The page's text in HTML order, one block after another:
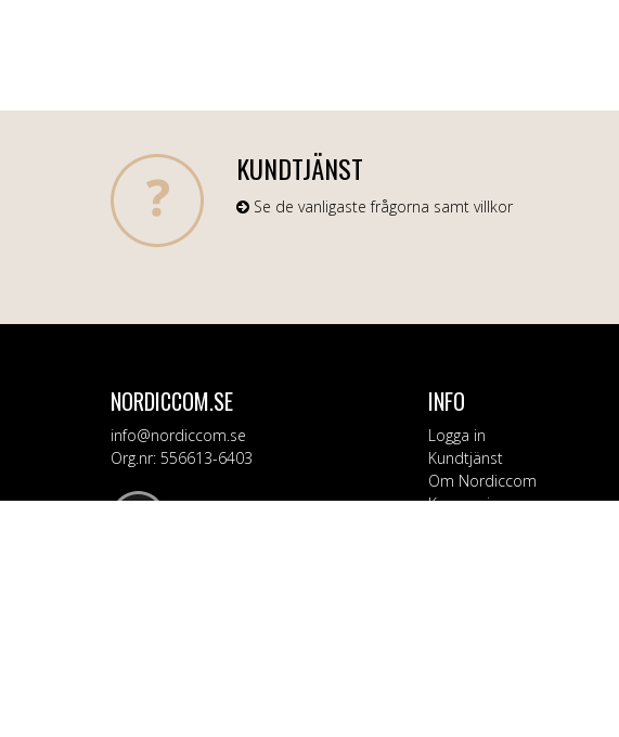
KUNDTJÄNST
Se de vanligaste frågorna samt villkor
NORDICCOM.SE
info@nordiccom.se
Org.nr: 556613-6403
INFO
Logga in
Kundtjänst
Om Nordiccom
Kampanjvaror